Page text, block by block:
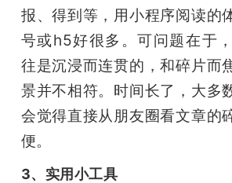
报、得到等，用小程序阅读的
号或h5好很多。可问题在于
往是沉浸而连贯的，和碎片而
景并不相符。时间长了，大多
会觉得直接从朋友圈看文章的
便。
3、实用小工具